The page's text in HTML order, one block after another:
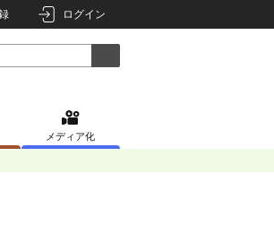
ログイン
メディア化